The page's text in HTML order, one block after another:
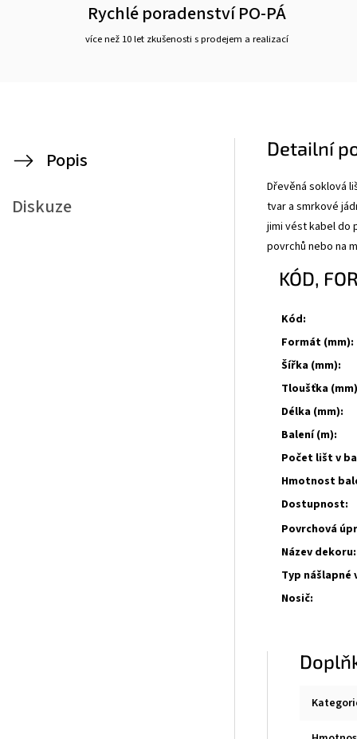
Rychlé poradenství PO-PÁ
více než 10 let zkušenosti s prodejem a realizací
Popis
Diskuze
Detailní
Dřevěná soklová
tvar a smrkové
jimi vést kabel do
povrchů nebo na
KÓD,
Kód:
Formát (mm):
Šířka (mm):
Tloušťka
Délka (mm):
Balení (m):
Počet lišt v
Hmotnost
Dostupnost:
Povrchová
Název dekoru:
Typ nášlapné
Nosič: